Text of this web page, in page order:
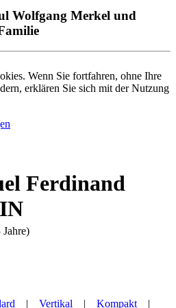
Wolfgang Merkel und
Wenn Sie fortfahren, ohne Ihre
erklären Sie sich mit der Nutzung
Ferdinand
| Vertikal | Kompakt |